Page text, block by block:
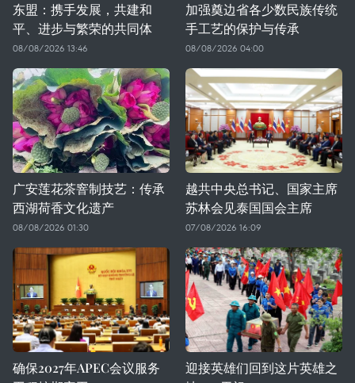
东盟：携手发展，共建和
平、进步与繁荣的共同体
08/08/2026 13:46
加强奠边省各少数民族传统
手工艺的保护与传承
08/08/2026 04:00
广安莲花茶窨制技艺：传承
西湖荷香文化遗产
08/08/2026 01:30
越共中央总书记、国家主席
苏林会见泰国国会主席
07/08/2026 16:09
确保2027年APEC会议服务
迎接英雄们回到这片英雄之